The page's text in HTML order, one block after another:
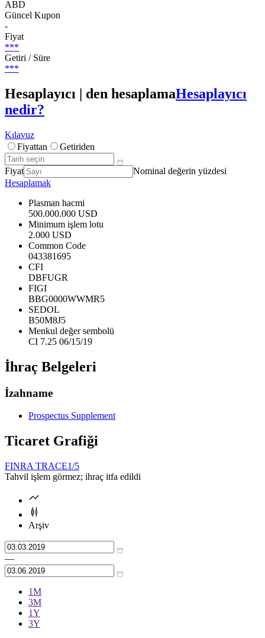
ABD
Güncel Kupon
-
Fiyat
***
Getiri / Süre
***
Hesaplayıcı | den hesaplamaHesaplayıcı
nedir?
Kılavuz
Fiyattan
Getiriden
Fiyat
Nominal değerin yüzdesi
Hesaplamak
Plasman hacmi
500.000.000 USD
Minimum işlem lotu
2.000 USD
Common Code
043381695
CFI
DBFUGR
FIGI
BBG0000WWMR5
SEDOL
B50M8J5
Menkul değer sembolü
CI 7.25 06/15/19
İhraç Belgeleri
İzahname
Prospectus Supplement
Ticaret Grafiği
FINRA TRACE1/5
Tahvil işlem görmez; ihraç itfa edildi
Arşiv
—
1М
3М
1Y
3Y